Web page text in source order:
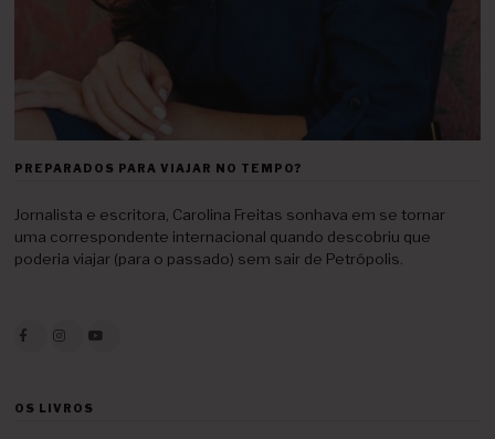
PREPARADOS PARA VIAJAR NO TEMPO?
Jornalista e escritora, Carolina Freitas sonhava em se tornar
uma correspondente internacional quando descobriu que
poderia viajar (para o passado) sem sair de Petrópolis.
OS LIVROS